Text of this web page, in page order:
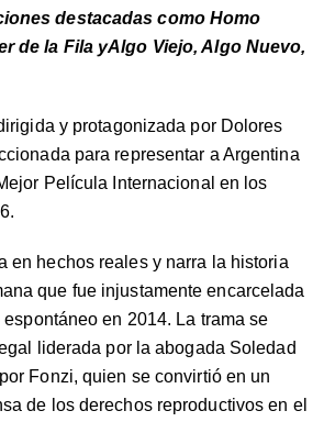
destacadas como Homo
de la Fila yAlgo Viejo, Algo Nuevo,
y protagonizada por Dolores
para representar a Argentina
Película Internacional en los
en hechos reales y narra la historia
que fue injustamente encarcelada
en 2014. La trama se
liderada por la abogada Soledad
Fonzi, quien se convirtió en un
de los derechos reproductivos en el